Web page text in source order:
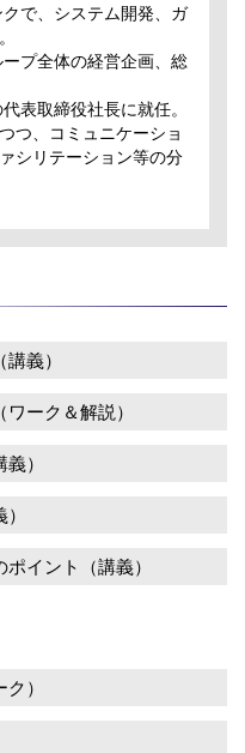
で、システム開発、ガ
プ全体の経営企画、総
表取締役社長に就任。
つ、コミュニケーショ
シリテーション等の分
義）
ーク＆解説）
）
イント（講義）
）